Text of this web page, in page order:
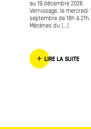
au 19 décembre 2026
Vernissage, le mercredi
septembre de 18h à 21h
Mécènes du [...]
LIRE LA SUITE